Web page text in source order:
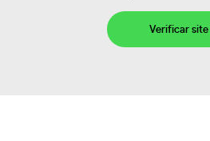
Verificar site